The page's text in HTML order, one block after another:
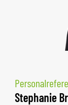
Stephanie